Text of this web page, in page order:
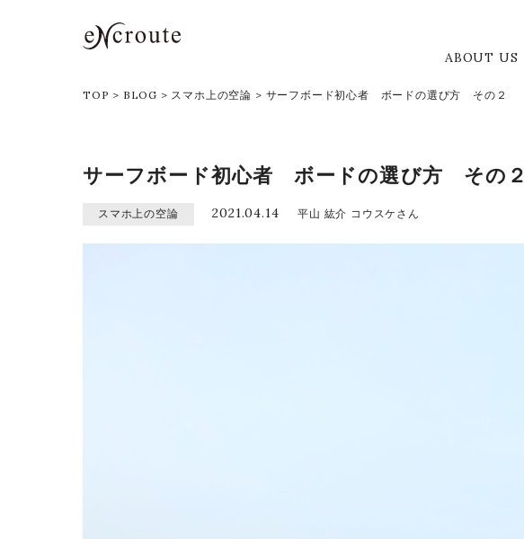
ABOUT US
TOP > BLOG > スマホ上の空論 > サーフボード初心者 ボードの選び方 その２
サーフボード初心者 ボードの選び方 その２
スマホ上の空論 2021.04.14 平山 紘介 コウスケさん